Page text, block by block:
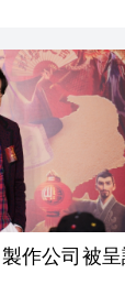
作公司被